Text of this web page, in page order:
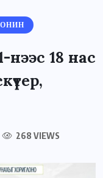
18 нас
268 VIEWS